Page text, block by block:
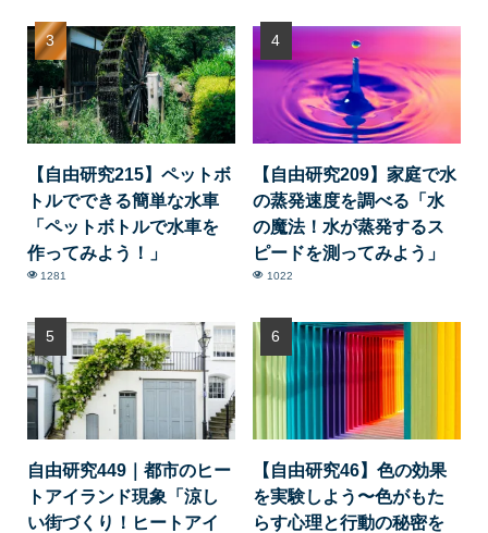
【自由研究215】ペットボ
トルでできる簡単な水車
「ペットボトルで水車を
作ってみよう！」
1281
【自由研究209】家庭で水
の蒸発速度を調べる「水
の魔法！水が蒸発するス
ピードを測ってみよう」
1022
自由研究449｜都市のヒー
トアイランド現象「涼し
い街づくり！ヒートアイ
【自由研究46】色の効果
を実験しよう〜色がもた
らす心理と行動の秘密を